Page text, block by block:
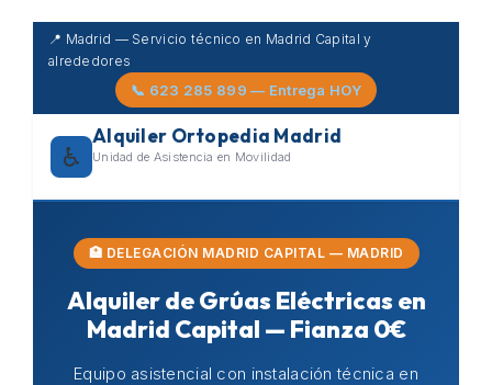
Skip
📍 Madrid — Servicio técnico en Madrid Capital y
alrededores
📞 623 285 899 — Entrega HOY
♿
Alquiler Ortopedia Madrid
Unidad de Asistencia en Movilidad
🏥 DELEGACIÓN MADRID CAPITAL — MADRID
Alquiler de Grúas Eléctricas en
Madrid Capital — Fianza 0€
Equipo asistencial con instalación técnica en